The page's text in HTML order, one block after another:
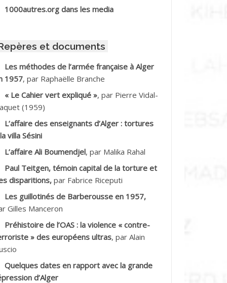
Mohamed
Salah
M.*
Ali
Tahar
Ramdane *
Baghdad*
Boualem*
1000autres.org dans les media
et documents
Les méthodes de l’armée française à Alger
1957, par Raphaëlle Branche
« Le Cahier vert expliqué », par Pierre Vidal-
(1959)
L’affaire des enseignants d’Alger : tortures
villa Sésini
L’affaire Ali Boumendjel, par Malika Rahal
Paul Teitgen, témoin capital de la torture et
disparitions, par Fabrice Riceputi
Les guillotinés de Barberousse en 1957,
Gilles Manceron
Préhistoire de l’OAS : la violence « contre-
» des européens ultras, par Alain
Quelques dates en rapport avec la grande
d’Alger